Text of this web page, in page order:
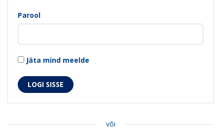
Parool
Jäta mind meelde
või